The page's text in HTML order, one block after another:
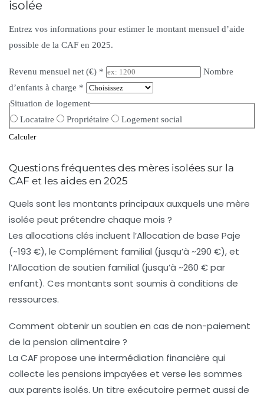
isolée
Entrez vos informations pour estimer le montant mensuel d’aide
possible de la CAF en 2025.
Revenu mensuel net (€) *
Nombre
d’enfants à charge *
Situation de logement
Locataire
Propriétaire Logement social
Calculer
Questions fréquentes des mères isolées sur la
CAF et les aides en 2025
Quels sont les montants principaux auxquels une mère
isolée peut prétendre chaque mois ?
Les allocations clés incluent l’Allocation de base Paje
(~193 €), le Complément familial (jusqu’à ~290 €), et
l’Allocation de soutien familial (jusqu’à ~260 € par
enfant). Ces montants sont soumis à conditions de
ressources.
Comment obtenir un soutien en cas de non-paiement
de la pension alimentaire ?
La CAF propose une intermédiation financière qui
collecte les pensions impayées et verse les sommes
aux parents isolés. Un titre exécutoire permet aussi de